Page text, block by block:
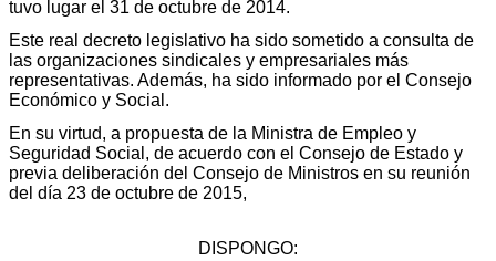
tuvo lugar el 31 de octubre de 2014.
Este real decreto legislativo ha sido sometido a consulta de
las organizaciones sindicales y empresariales más
representativas. Además, ha sido informado por el Consejo
Económico y Social.
En su virtud, a propuesta de la Ministra de Empleo y
Seguridad Social, de acuerdo con el Consejo de Estado y
previa deliberación del Consejo de Ministros en su reunión
del día 23 de octubre de 2015,
DISPONGO: